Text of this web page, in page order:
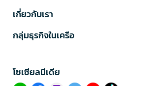
เกี่ยวกับเรา
กลุ่มธุรกิจในเครือ
โซเซียลมีเดีย​